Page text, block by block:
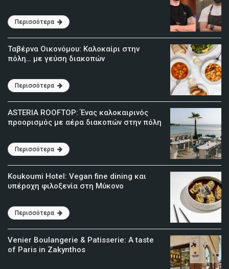
Περισσότερα
Ταβέρνα Οικονόμου: Καλοκαίρι στην
πόλη… με γεύση διακοπών
Περισσότερα
ASTERIA ROOFTOP: Ένας καλοκαιρινός
προορισμός με αέρα διακοπών στην πόλη
Περισσότερα
Koukoumi Hotel: Vegan fine dining και
υπέροχη φιλοξενία στη Μύκονο
Περισσότερα
Venier Boulangerie & Patisserie: A taste
of Paris in Zakynthos